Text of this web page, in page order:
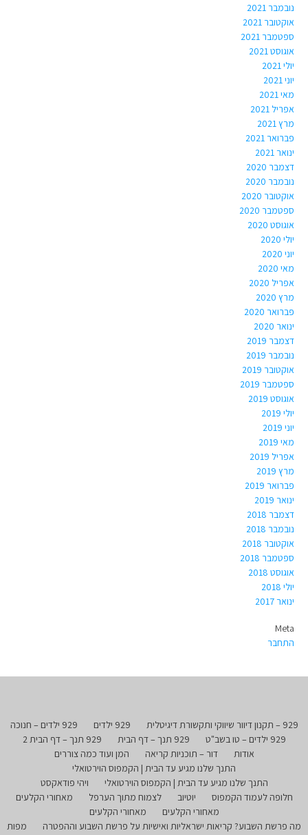
נובמבר 2021
אוקטובר 2021
ספטמבר 2021
אוגוסט 2021
יולי 2021
יוני 2021
מאי 2021
אפריל 2021
מרץ 2021
פברואר 2021
ינואר 2021
דצמבר 2020
נובמבר 2020
אוקטובר 2020
ספטמבר 2020
אוגוסט 2020
יולי 2020
יוני 2020
מאי 2020
אפריל 2020
מרץ 2020
פברואר 2020
ינואר 2020
דצמבר 2019
נובמבר 2019
אוקטובר 2019
ספטמבר 2019
אוגוסט 2019
יולי 2019
יוני 2019
מאי 2019
אפריל 2019
מרץ 2019
פברואר 2019
ינואר 2019
דצמבר 2018
נובמבר 2018
אוקטובר 2018
ספטמבר 2018
אוגוסט 2018
יולי 2018
ינואר 2017
Meta
התחבר
929 – תקנון דיוור שיווקי ותקשורת דיגיטלית 929 ילדים
929 ילדים – חנוכה
929 ילדים – טו בשב"ט
929 תנך – דף הבית
929 תנך – דף הבית 2
אודות
דור – תוכניות קריאה
המן ועוד כמה צוררים
התנך שלנו מגיע עד הבית | הקמפוס הוירטואלי
התנך שלנו מגיע עד הבית | הקמפוס הוירטואלי
ויהי פודאקסט
חלופה לעמוד הקמפוס
יוטיוב לצמוח מתוך הערפל
מאחורי הקלעים
מאחורי הקלעים
מאחורי הקלעים
מה פרשת השבוע? קריאות ישראליות ואישיות על פרשת השבוע וההפטרה
מפות